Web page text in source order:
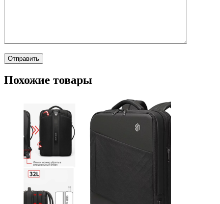
Похожие товары